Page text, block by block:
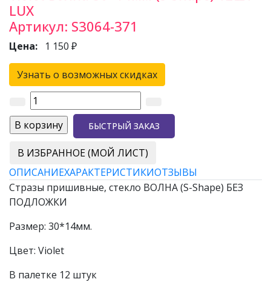
LUX
Артикул: S3064-371
Цена: 1 150 ₽
Узнать о возможных скидках
БЫСТРЫЙ ЗАКАЗ
В ИЗБРАННОЕ (МОЙ ЛИСТ)
ОПИСАНИЕХАРАКТЕРИСТИКИОТЗЫВЫ
Стразы пришивные, стекло ВОЛНА (S-Shape) БЕЗ
ПОДЛОЖКИ
Размер: 30*14мм.
Цвет: Violet
В палетке 12 штук